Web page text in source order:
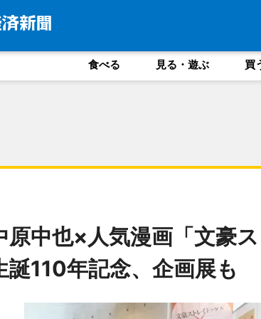
食べる 見る・遊ぶ 買
原中也×人気漫画「文豪
110年記念、企画展も